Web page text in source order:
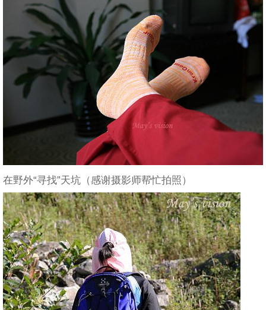
在野外“寻找”天坑（感谢摄影师帮忙拍照）